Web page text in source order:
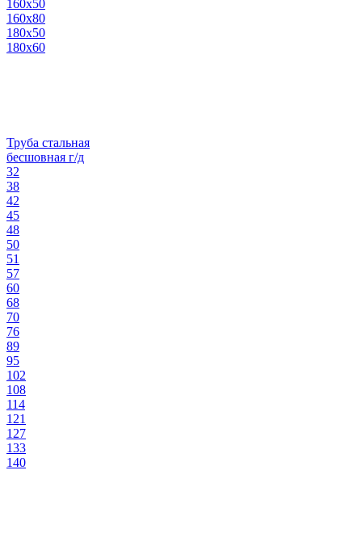
160х50
160х80
180х50
180х60
Труба стальная
бесшовная г/д
32
38
42
45
48
50
51
57
60
68
70
76
89
95
102
108
114
121
127
133
140